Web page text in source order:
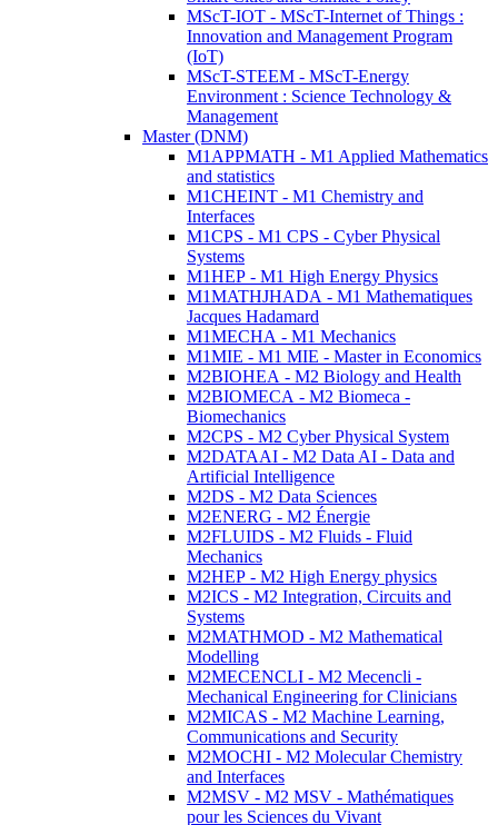
MScT-IOT - MScT-Internet of Things :
Innovation and Management Program
(IoT)
MScT-STEEM - MScT-Energy
Environment : Science Technology &
Management
Master (DNM)
M1APPMATH - M1 Applied Mathematics
and statistics
M1CHEINT - M1 Chemistry and
Interfaces
M1CPS - M1 CPS - Cyber Physical
Systems
M1HEP - M1 High Energy Physics
M1MATHJHADA - M1 Mathematiques
Jacques Hadamard
M1MECHA - M1 Mechanics
M1MIE - M1 MIE - Master in Economics
M2BIOHEA - M2 Biology and Health
M2BIOMECA - M2 Biomeca -
Biomechanics
M2CPS - M2 Cyber Physical System
M2DATAAI - M2 Data AI - Data and
Artificial Intelligence
M2DS - M2 Data Sciences
M2ENERG - M2 Énergie
M2FLUIDS - M2 Fluids - Fluid
Mechanics
M2HEP - M2 High Energy physics
M2ICS - M2 Integration, Circuits and
Systems
M2MATHMOD - M2 Mathematical
Modelling
M2MECENCLI - M2 Mecencli -
Mechanical Engineering for Clinicians
M2MICAS - M2 Machine Learning,
Communications and Security
M2MOCHI - M2 Molecular Chemistry
and Interfaces
M2MSV - M2 MSV - Mathématiques
pour les Sciences du Vivant